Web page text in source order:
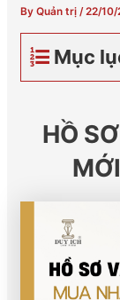
By Quản trị /22/10/
Mục
HỒ